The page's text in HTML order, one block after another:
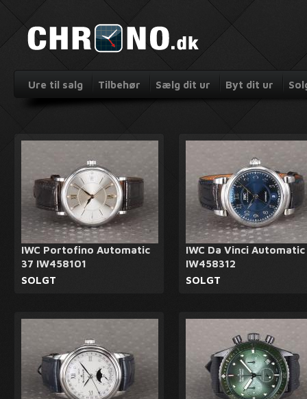
Ure til salg Tilbehør Sælg dit ur Byt dit ur
IWC Portofino Automatic
37 IW458101
SOLGT
IWC Da Vinci
IW458312
SOLGT